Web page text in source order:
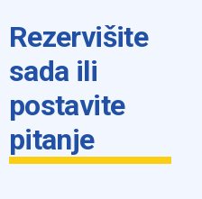
Rezervišite
sada ili
postavite
pitanje